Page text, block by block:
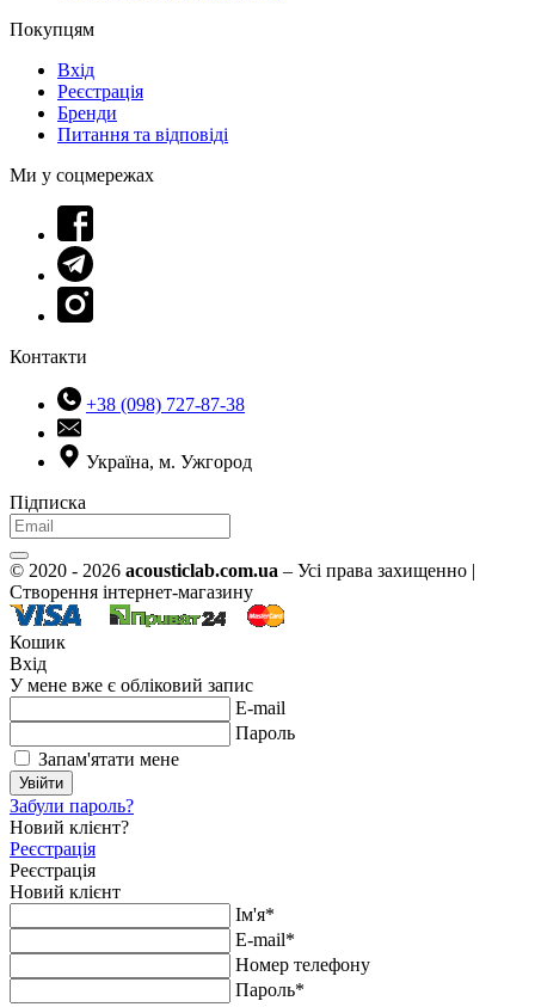
Покупцям
Вхід
Реєстрація
Бренди
Питання та відповіді
Ми у соцмережах
Контакти
+38 (098) 727-87-38
Україна, м. Ужгород
Підписка
© 2020 - 2026 acousticlab.com.ua – Усі права захищенно |
Створення інтернет-магазину
Кошик
Вхід
У мене вже є обліковий запис
E-mail
Пароль
Запам'ятати мене
Увійти
Забули пароль?
Новий клієнт?
Реєстрація
Реєстрація
Новий клієнт
Ім'я*
E-mail*
Номер телефону
Пароль*